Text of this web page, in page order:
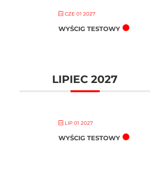
CZE 01 2027
WYŚCIG TESTOWY
LIPIEC 2027
LIP 01 2027
WYŚCIG TESTOWY